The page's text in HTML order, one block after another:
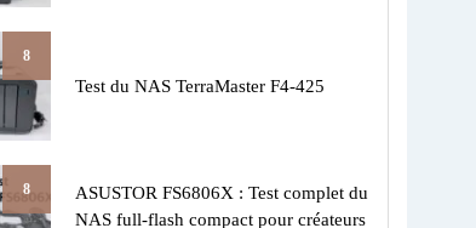
8
Test du NAS TerraMaster F4-425
8
ASUSTOR FS6806X : Test complet du
NAS full-flash compact pour créateurs